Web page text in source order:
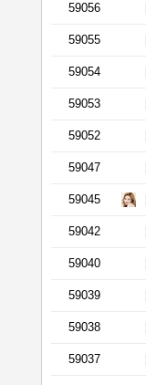
59056
59055
59054
59053
59052
59047
59045
59042
59040
59039
59038
59037